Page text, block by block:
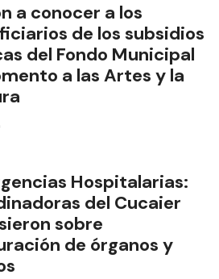
a conocer a los
de los subsidios
del Fondo Municipal
a las Artes y la
Hospitalarias:
del Cucaier
sobre
de órganos y